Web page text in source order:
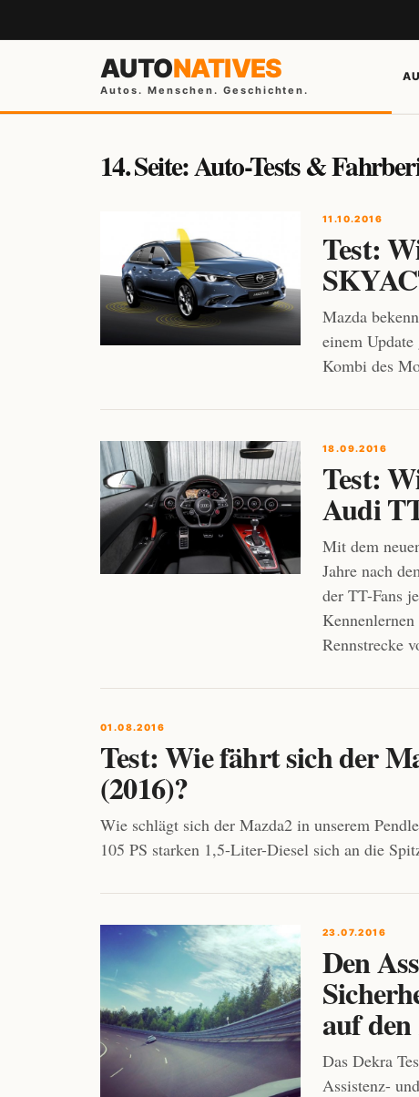
AUTONATIVES
Autos. Menschen. Geschichten.
14. Seite: Auto-Tests &
11.10.2016
Test:
Mazda
einem
Kombi des
18.09.2016
Test:
Audi
Mit dem
Jahre nach
der TT-Fans
Rennstrecke
01.08.2016
Test: Wie fährt sich der
(2016)?
Wie schlägt sich der Mazda2 in unserem
105 PS starken 1,5-Liter-Diesel sich an die
23.07.2016
Den
auf
Das Dekra
Assistenz-